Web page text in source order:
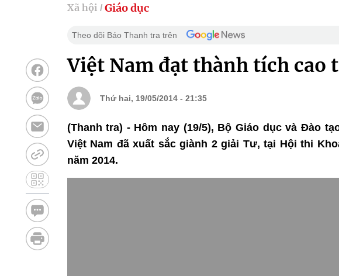
Xã hội / Giáo dục
Theo dõi Báo Thanh tra trên
Việt Nam đạt thành tích cao
Thứ hai, 19/05/2014 - 21:35
(Thanh tra) - Hôm nay (19/5), Bộ Giáo dục và Đào
Việt Nam đã xuất sắc giành 2 giải Tư, tại Hội thi
năm 2014.